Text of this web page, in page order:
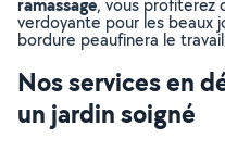
, vous profiterez
verdoyante pour les beaux
bordure peaufinera le
Nos services en
un jardin soigné